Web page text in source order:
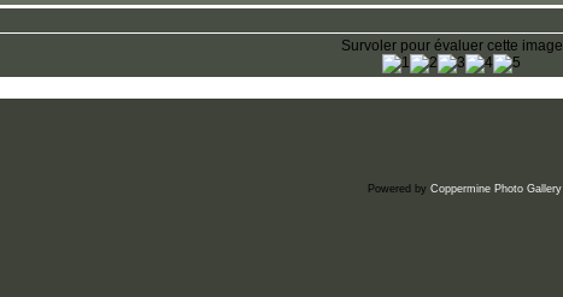
Survoler pour évaluer cette image
Powered by Coppermine Photo Gallery